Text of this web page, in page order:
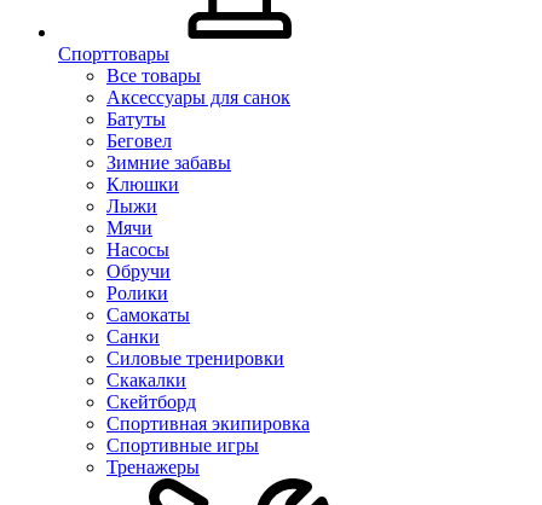
Спорттовары
Все товары
Аксессуары для санок
Батуты
Беговел
Зимние забавы
Клюшки
Лыжи
Мячи
Насосы
Обручи
Ролики
Самокаты
Санки
Силовые тренировки
Скакалки
Скейтборд
Спортивная экипировка
Спортивные игры
Тренажеры